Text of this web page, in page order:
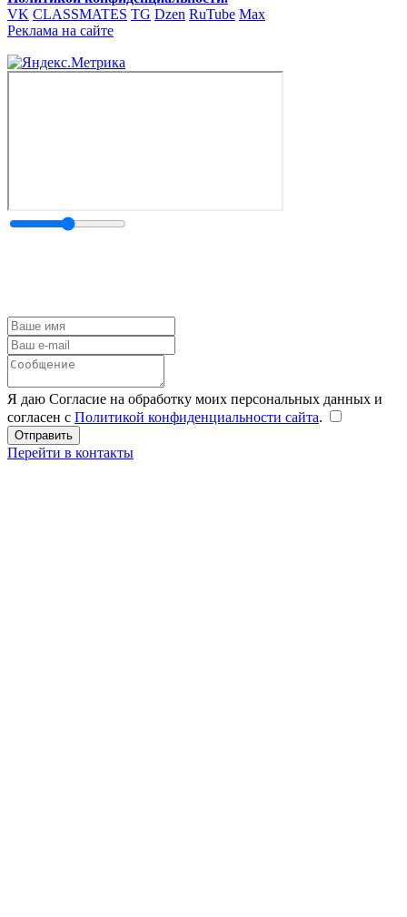
VK CLASSMATES TG Dzen RuTube Max
Реклама на сайте
Я даю Согласие на обработку моих персональных данных и
согласен с Политикой конфиденциальности сайта.
Перейти в контакты